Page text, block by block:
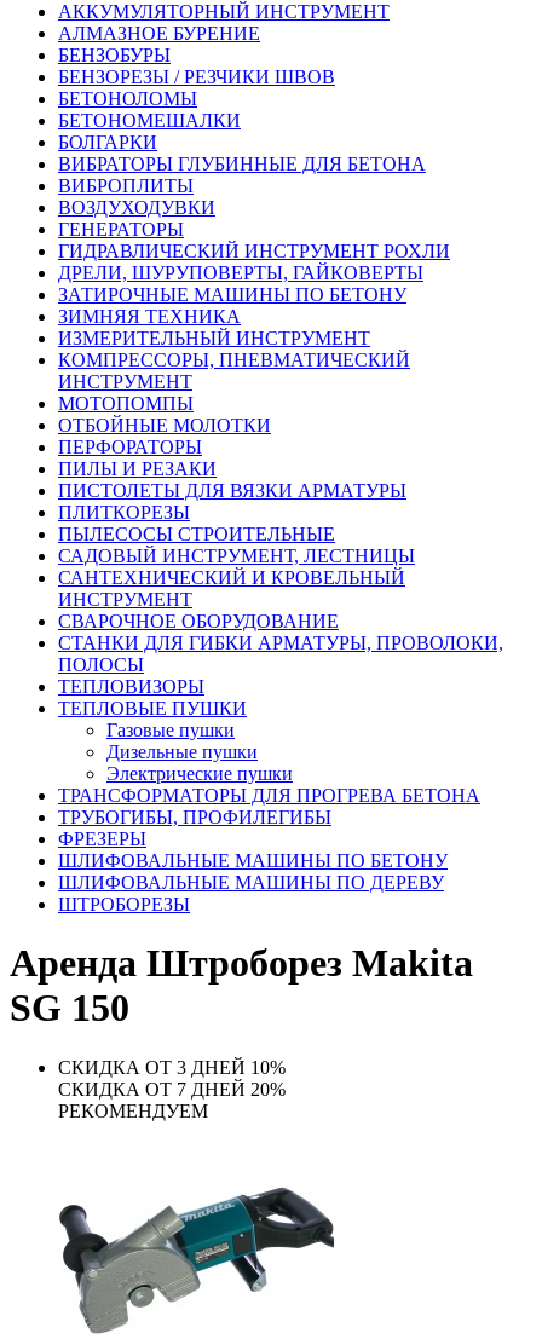
АККУМУЛЯТОРНЫЙ ИНСТРУМЕНТ
АЛМАЗНОЕ БУРЕНИЕ
БЕНЗОБУРЫ
БЕНЗОРЕЗЫ / РЕЗЧИКИ ШВОВ
БЕТОНОЛОМЫ
БЕТОНОМЕШАЛКИ
БОЛГАРКИ
ВИБРАТОРЫ ГЛУБИННЫЕ ДЛЯ БЕТОНА
ВИБРОПЛИТЫ
ВОЗДУХОДУВКИ
ГЕНЕРАТОРЫ
ГИДРАВЛИЧЕСКИЙ ИНСТРУМЕНТ РОХЛИ
ДРЕЛИ, ШУРУПОВЕРТЫ, ГАЙКОВЕРТЫ
ЗАТИРОЧНЫЕ МАШИНЫ ПО БЕТОНУ
ЗИМНЯЯ ТЕХНИКА
ИЗМЕРИТЕЛЬНЫЙ ИНСТРУМЕНТ
КОМПРЕССОРЫ, ПНЕВМАТИЧЕСКИЙ
ИНСТРУМЕНТ
МОТОПОМПЫ
ОТБОЙНЫЕ МОЛОТКИ
ПЕРФОРАТОРЫ
ПИЛЫ И РЕЗАКИ
ПИСТОЛЕТЫ ДЛЯ ВЯЗКИ АРМАТУРЫ
ПЛИТКОРЕЗЫ
ПЫЛЕСОСЫ СТРОИТЕЛЬНЫЕ
САДОВЫЙ ИНСТРУМЕНТ, ЛЕСТНИЦЫ
САНТЕХНИЧЕСКИЙ И КРОВЕЛЬНЫЙ
ИНСТРУМЕНТ
СВАРОЧНОЕ ОБОРУДОВАНИЕ
СТАНКИ ДЛЯ ГИБКИ АРМАТУРЫ, ПРОВОЛОКИ,
ПОЛОСЫ
ТЕПЛОВИЗОРЫ
ТЕПЛОВЫЕ ПУШКИ
Газовые пушки
Дизельные пушки
Электрические пушки
ТРАНСФОРМАТОРЫ ДЛЯ ПРОГРЕВА БЕТОНА
ТРУБОГИБЫ, ПРОФИЛЕГИБЫ
ФРЕЗЕРЫ
ШЛИФОВАЛЬНЫЕ МАШИНЫ ПО БЕТОНУ
ШЛИФОВАЛЬНЫЕ МАШИНЫ ПО ДЕРЕВУ
ШТРОБОРЕЗЫ
Аренда Штроборез Makita
SG 150
СКИДКА ОТ 3 ДНЕЙ 10%
СКИДКА ОТ 7 ДНЕЙ 20%
РЕКОМЕНДУЕМ